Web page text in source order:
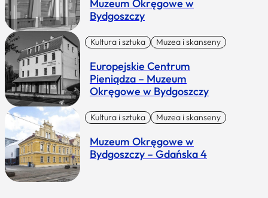
Muzeum Okręgowe w
Bydgoszczy
Kultura i sztuka Muzea i skanseny
Europejskie Centrum
Pieniądza – Muzeum
Okręgowe w Bydgoszczy
Kultura i sztuka Muzea i skanseny
Muzeum Okręgowe w
Bydgoszczy – Gdańska 4